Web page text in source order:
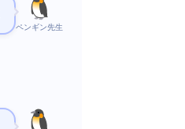
ペンギン先生